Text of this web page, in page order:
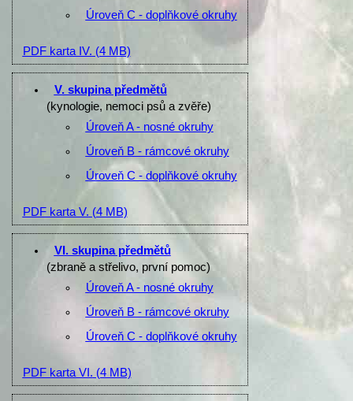
Úroveň C - doplňkové okruhy
PDF karta IV. (4 MB)
V. skupina předmětů
(kynologie, nemoci psů a zvěře)
Úroveň A - nosné okruhy
Úroveň B - rámcové okruhy
Úroveň C - doplňkové okruhy
PDF karta V. (4 MB)
VI. skupina předmětů
(zbraně a střelivo, první pomoc)
Úroveň A - nosné okruhy
Úroveň B - rámcové okruhy
Úroveň C - doplňkové okruhy
PDF karta VI. (4 MB)